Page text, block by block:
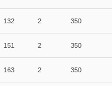
132 2 350
151 2 350
163 2 350